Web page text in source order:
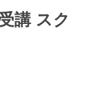
講 スク